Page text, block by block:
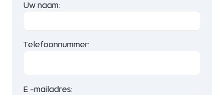
Uw naam:
Telefoonnummer:
E -mailadres: